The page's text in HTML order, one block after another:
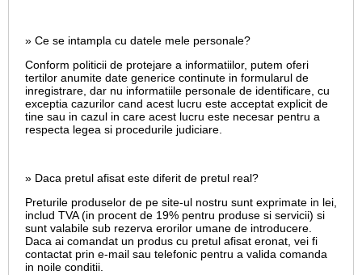
» Ce se intampla cu datele mele personale?
Conform politicii de protejare a informatiilor, putem oferi
tertilor anumite date generice continute in formularul de
inregistrare, dar nu informatiile personale de identificare, cu
exceptia cazurilor cand acest lucru este acceptat explicit de
tine sau in cazul in care acest lucru este necesar pentru a
respecta legea si procedurile judiciare.
» Daca pretul afisat este diferit de pretul real?
Preturile produselor de pe site-ul nostru sunt exprimate in lei,
includ TVA (in procent de 19% pentru produse si servicii) si
sunt valabile sub rezerva erorilor umane de introducere.
Daca ai comandat un produs cu pretul afisat eronat, vei fi
contactat prin e-mail sau telefonic pentru a valida comanda
in noile conditii.